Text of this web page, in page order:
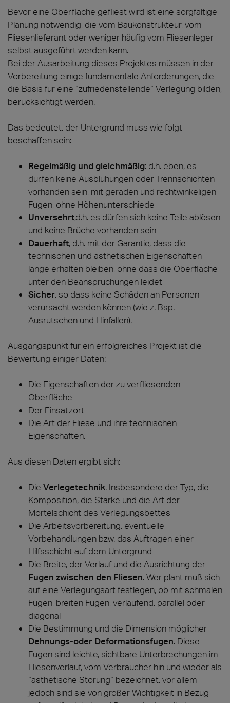
Bevor eine Oberfläche gefliest wird ist eine sorgfältige
Planung notwendig, die vom Baukonstrukteur, vom
Fliesenlieferant oder weniger häufig vom Fliesenleger
selbst ausgeführt werden kann.
Bei der Ausarbeitung dieses Projektes müssen in der
Vorbereitung einige fundamentale Anforderungen, die
die Basis für eine “zufriedenstellende“ Verlegung bilden,
berücksichtigt werden.
Das bedeutet, der Untergrund muss wie folgt
beschaffen sein:
Regelmäßig und gleichmäßig: d.h. eben, es
dürfen keine Ausblühungen oder Trennschichten
vorhanden sein, mit geraden und rechtwinkeligen
Fugen, ohne Höhenunterschiede
Unversehrt,d.h. es dürfen sich keine Teile ablösen
und keine Brüche vorhanden sein
Dauerhaft, d.h. mit der Garantie, dass die
technischen und ästhetischen Eigenschaften
lange erhalten bleiben, ohne dass die Oberfläche
unter den Beanspruchungen leidet
Sicher, so dass keine Schäden an Personen
verursacht werden können (wie z. Bsp.
Ausrutschen und Hinfallen).
Ausgangspunkt für ein erfolgreiches Projekt ist die
Bewertung einiger Daten:
Die Eigenschaften der zu verfliesenden
Oberfläche
Der Einsatzort
Die Art der Fliese und ihre technischen
Eigenschaften.
Aus diesen Daten ergibt sich:
Die Verlegetechnik. Insbesondere der Typ, die
Komposition, die Stärke und die Art der
Mörtelschicht des Verlegungsbettes
Die Arbeitsvorbereitung, eventuelle
Vorbehandlungen bzw. das Auftragen einer
Hilfsschicht auf dem Untergrund
Die Breite, der Verlauf und die Ausrichtung der
Fugen zwischen den Fliesen. Wer plant muß sich
auf eine Verlegungsart festlegen, ob mit schmalen
Fugen, breiten Fugen, verlaufend, parallel oder
diagonal
Die Bestimmung und die Dimension möglicher
Dehnungs-oder Deformationsfugen. Diese
Fugen sind leichte, sichtbare Unterbrechungen im
Fliesenverlauf, vom Verbraucher hin und wieder als
“ästhetische Störung“ bezeichnet, vor allem
jedoch sind sie von großer Wichtigkeit in Bezug